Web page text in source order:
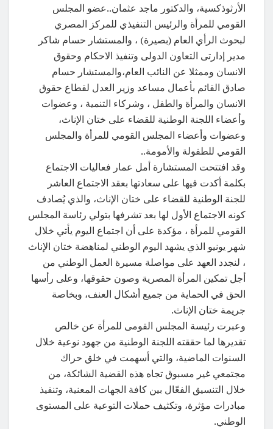
الأرثوذكسية، والدكتور ماجد عثمان..عضو المجلس
القومي للمرأة والرئيس التنفيذي للمركز المصري
لبحوث الرأي العام (بصيرة) ، والمستشار حسام شاكر
مدير إدارتى التعاون الدولى وتنفيذ الاحكام وحقوق
الانسان وممثلا عن النائب العام،والمستشار حسام
صادق القائم بأعمال مساعد وزير العدل لقطاع حقوق
الانسان والمرأة والطفل ، وشركاء التنمية ، وعضوات
وأعضاء اللجنة الوطنية للقضاء على ختان الإناث،
وعضوات وأعضاء المجلس القومي للمرأة والمجلس
القومي للطفولة والأمومة..
وقد افتتحت المستشارة أمل عمار فعاليات الاجتماع
بكلمة أكدت فيها على سعادتها بعقد الاجتماع العاشر
للجنة الوطنية للقضاء على ختان الإناث، والذي يُصادف
كونه الاجتماع الأول لها بعد تشرفها بتولي رئاسة المجلس
القومي للمرأة ، مؤكدة على أن اجتماع اليوم يأتي خلال
شهر يونيو الذي يشهد اليوم الوطني لمناهضة ختان الإناث
، لنجدد العهد على مواصلة مسيرة العمل الوطني من
أجل تمكين المرأة المصرية وصون حقوقها، وعلى رأسها
الحق في الحماية من جميع أشكال العنف، وبخاصة
جريمة ختان الإناث.
وعبرت رئيسة المجلس القومى للمرأة عن خالص
تقديرها لما حققته اللجنة الوطنية من جهود نوعية خلال
السنوات الماضية، والتي أسهمت في خلق حراك
مجتمعي غير مسبوق تجاه هذه القضية الشائكة، من
خلال التنسيق الفعّال بين كافة الجهات المعنية، وتنفيذ
مبادرات مؤثرة، وتكثيف حملات التوعية على المستوى
الوطني.